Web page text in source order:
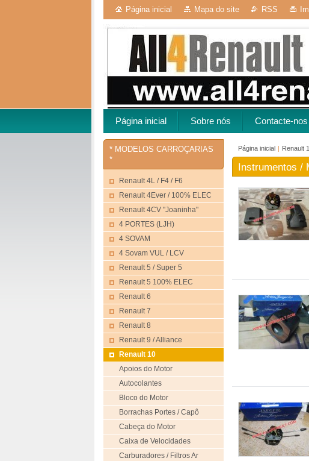
Página inicial Mapa do site RSS
Página inicial Sobre nós Contacte-nos
Página inicial | Renault
Instrumentos /
* MODELOS CARROÇARIAS
*
Renault 4L / F4 / F6
Renault 4Ever / 100% ELEC
Renault 4CV "Joaninha"
4 PORTES (LJH)
4 SOVAM
4 Sovam VUL / LCV
Renault 5 / Super 5
Renault 5 100% ELEC
Renault 6
Renault 7
Renault 8
Renault 9 / Alliance
Renault 10
Apoios do Motor
Autocolantes
Bloco do Motor
Borrachas Portes / Capô
Cabeça do Motor
Caixa de Velocidades
Carburadores / Filtros Ar